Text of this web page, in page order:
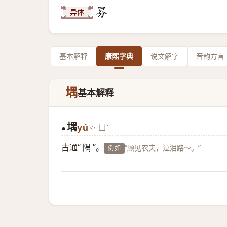
异体
基本解释 康熙字典 说文解字 音韵方言
堣基本解释
● 堣yú ㄩˊ
古通“ 隅 ”。 例如 “顾见农夫，泣泪路～。”